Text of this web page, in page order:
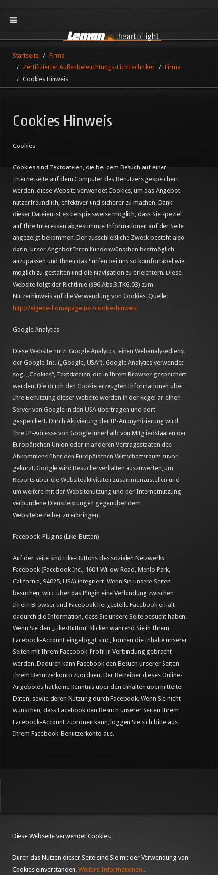
Startseite
Firma
Zertifizierter Außenbeleuchtungs-Lichttechniker
Firma
Cookies Hinweis
Cookies Hinweis
Cookies
Cookies sind Textdateien, die bei dem Besuch auf einer
Internetseite auf dem Computer des Benutzers gespeichert
werden. diese Website verwendet Cookies, um das Angebot
nutzerfreundlich, effektiver und sicherer zu machen. Dank
dieser Dateien ist es beispielsweise möglich, dass Sie speziell
auf Ihre Interessen abgestimmte Informationen auf der Seite
angezeigt bekommen. Der ausschließliche Zweck besteht also
darin, unser Angebot Ihren Kundenwünschen bestmöglich
anzupassen und Ihnen das Surfen bei uns so komfortabel wie
möglich zu gestalten und die Navigation zu erleichtern. Diese
Website folgt der Richtlinie (§96.Abs.3.TKG.03) zum
Nutzerhinweis auf die Verwendung von Cookies. Quelle:
http://eigene-homepage.net/cookie-hinweis
Google Analytics
Diese Website nutzt Google Analytics, einen Webanalysedienst
der Google Inc. („Google, USA“). Google Analytics verwendet
sog. „Cookies“, Textdateien, die in Ihrem Browser gespeichert
werden. Die durch den Cookie erzeugten Informationen über
Ihre Benutzung dieser Website werden in der Regel an einen
Server von Google in den USA übertragen und dort
gespeichert. Durch Aktivierung der IP-Anonymisierung wird
Ihre IP-Adresse von Google innerhalb von Mitgliedstaaten der
Europäischen Union oder in anderen Vertragsstaaten des
Abkommens über den Europäischen Wirtschaftsraum zuvor
gekürzt. Google wird Besucherverhalten auszuwerten, um
Reports über die Websiteaktivitäten zusammenzustellen und
um weitere mit der Websitenutzung und der Internetnutzung
verbundene Dienstleistungen gegenüber dem
Websitebetreiber zu erbringen.
Facebook-Plugins (Like-Button)
Auf der Seite sind Like-Buttons des sozialen Netzwerks
Facebook (Facebook Inc., 1601 Willow Road, Menlo Park,
California, 94025, USA) integriert. Wenn Sie unsere Seiten
besuchen, wird über das Plugin eine Verbindung zwischen
Ihrem Browser und Facebook hergestellt. Facebook erhält
dadurch die Information, dass Sie unsere Seite besucht haben.
Wenn Sie den „Like-Button“ klicken während Sie in Ihrem
Facebook-Account eingeloggt sind, können die Inhalte unserer
Seiten mit Ihrem Facebook-Profil in Verbindung gebracht
werden. Dadurch kann Facebook den Besuch unserer Seiten
Ihrem Benutzerkonto zuordnen. Der Betreiber dieses Online-
Angebotes hat keine Kenntnis über den Inhalten übermittelter
Daten, sowie deren Nutzung durch Facebook. Wenn Sie nicht
wünschen, dass Facebook den Besuch unserer Seiten Ihrem
Facebook-Account zuordnen kann, loggen Sie sich bitte aus
Ihrem Facebook-Benutzerkonto aus.
Diese Webseite verwendet Cookies.
Durch das Nutzen dieser Seite sind Sie mit der Verwendung von
Cookies einverstanden. Weitere Informationen...